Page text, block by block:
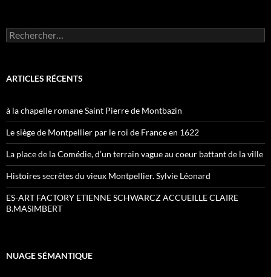
Rechercher :
ARTICLES RÉCENTS
à la chapelle romane Saint Pierre de Montbazin
Le siège de Montpellier par le roi de France en 1622
La place de la Comédie, d’un terrain vague au coeur battant de la ville
Histoires secrètes du vieux Montpellier. Sylvie Léonard
ES-ART FACTORY ETIENNE SCHWARCZ ACCUEILLE CLAIRE
B.MASIMBERT
NUAGE SÉMANTIQUE